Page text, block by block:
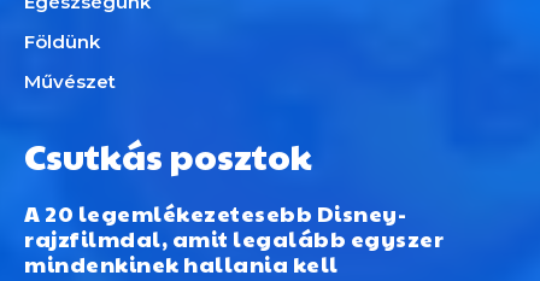
Földünk
Művészet
Csutkás posztok
A 20 legemlékezetesebb Disney-
rajzfilmdal, amit legalább egyszer
mindenkinek hallania kell